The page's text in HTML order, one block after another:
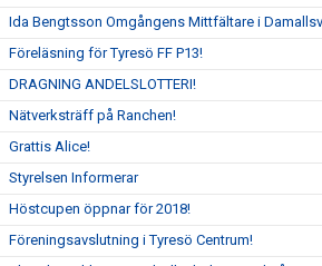
Ida Bengtsson Omgångens Mittfältare i
Föreläsning för Tyresö FF P13!
DRAGNING ANDELSLOTTERI!
Nätverksträff på Ranchen!
Grattis Alice!
Styrelsen Informerar
Höstcupen öppnar för 2018!
Föreningsavslutning i Tyresö Centrum!